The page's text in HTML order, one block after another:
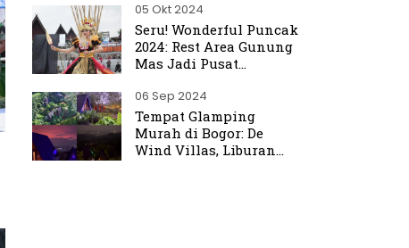
dari Kebun Raya Bogor
05 Okt 2024
Seru! Wonderful Puncak
2024: Rest Area Gunung
Mas Jadi Pusat
06 Sep 2024
Tempat Glamping
Murah di Bogor: De
Wind Villas, Liburan